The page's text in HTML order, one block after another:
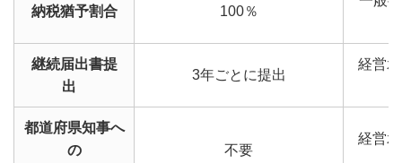
納税猶予割合 100％
継続届出書提
出
3年ごとに提出
経営
都道府県知事へ
の
不要
経営